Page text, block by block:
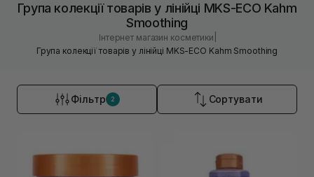
Група колекції товарів у лінійці MKS-ECO Kahm
Smoothing
Інтернет магазин косметики
Група колекції товарів у лінійці MKS-ECO Kahm Smoothing
Фільтр 2 Сортувати